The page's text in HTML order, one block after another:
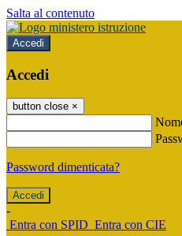
Salta al contenuto
Accedi
Accedi
button close ×
Password dimenticata?
-
Entra con SPID Entra con CIE